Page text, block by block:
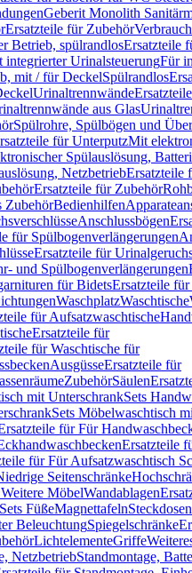
Geberit Monolith
Ersatzteile für Zubehör
Betrieb, spülrandlosErsatzteile
integrierter UrinalsteuerungFür
mit / für DeckelSpülrandlos
Urinaltrennwände
aus Glas
Spülrohre, Spülbögen und
für UnterputzMit
Spülauslösung,
NetzbetriebErsatzteile
Ersatzteile für Zubehör
ZubehörBedienhilfen
Anschlussbögen
für Spülbogenverlängerungen
Ersatzteile für
und Spülbogenverlängerungen
für BidetsErsatzteile
WaschplatzWaschtische
für Aufsatzwaschtische
Ersatzteile für
für Waschtische für
AusgüsseErsatzteile für
ZubehörSäulen
mit UnterschrankSets
Sets Möbelwaschtisch
für Für
Ersatzteile
für Für Aufsatzwaschtisch
Seitenschränke
MöbelWandablagen
Sets FüßeMagnettafelnSteckdosen
BeleuchtungSpiegelschränke
LichtelementeGriffe
NetzbetriebStandmontage,